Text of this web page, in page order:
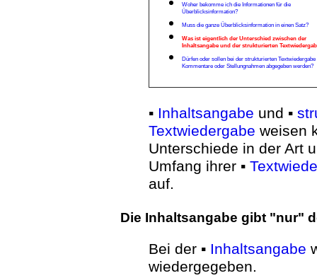
Woher bekomme ich die Informationen für die
Überblicksinformation?
Muss die ganze Überblicksinformation in einen Satz?
Was ist eigentlich der Unterschied zwischen der
Inhaltsangabe und der strukturierten
Dürfen oder sollen bei der strukturierten Textwiedergabe
Kommentare oder Stellungnahmen abgegeben werden?
▪ Inhaltsangabe und ▪
Textwiedergabe weisen
Unterschiede in der Art
Umfang ihrer ▪
auf.
Die Inhaltsangabe gibt "nur"
Bei der ▪ Inhaltsangabe
wiedergegeben.